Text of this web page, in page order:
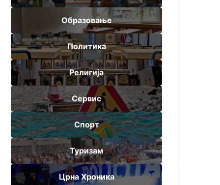
Образовање
Политика
Религија
Сервис
Спорт
Туризам
Црна Хроника